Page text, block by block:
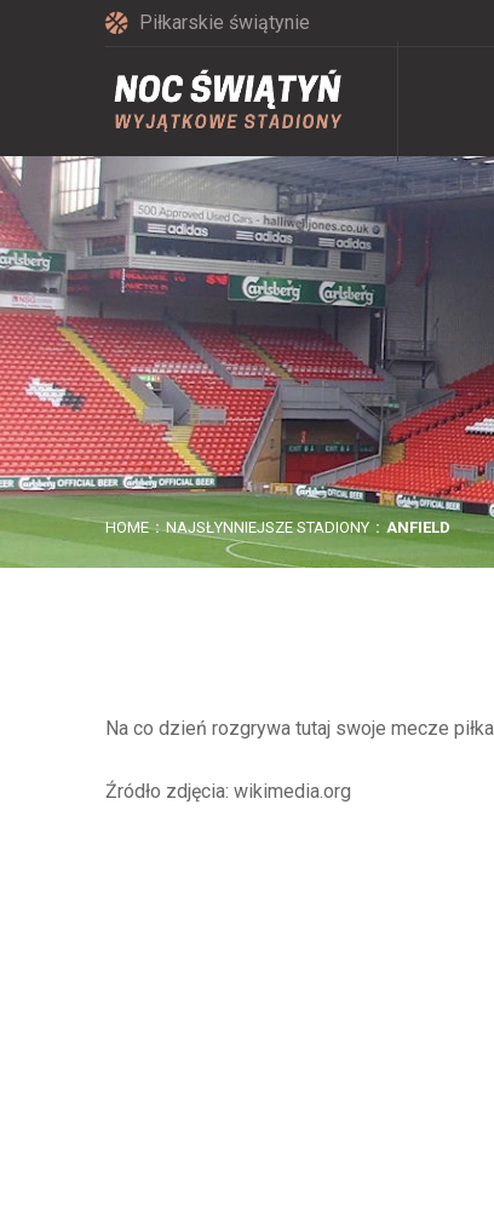
Piłkarskie świątynie
HOME NAJSŁYNNIEJSZE STADIONY ANFIELD
Na co dzień rozgrywa tutaj swoje mecze
Źródło zdjęcia: wikimedia.org